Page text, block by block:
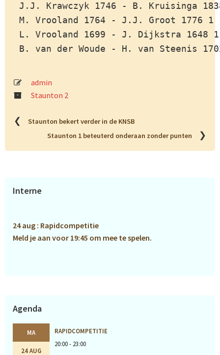
J.J. Krawczyk 1746 - B. Kruisinga
M. Vrooland 1764 - J.J. Groot 1776 1
L. Vrooland 1699 - J. Dijkstra 1648
B. van der Woude - H. van Steenis
admin
Staunton 2
❮
Staunton bekert verder in de KNSB
Staunton 1 beteuterd onderaan zonder punten
❯
Primaire
Interne
24 aug : Rapidcompetitie
Meld je aan voor 19:45 om mee te spelen.
Agenda
MA
24 AUG
RAPIDCOMPETITIE
20:00 - 23:00